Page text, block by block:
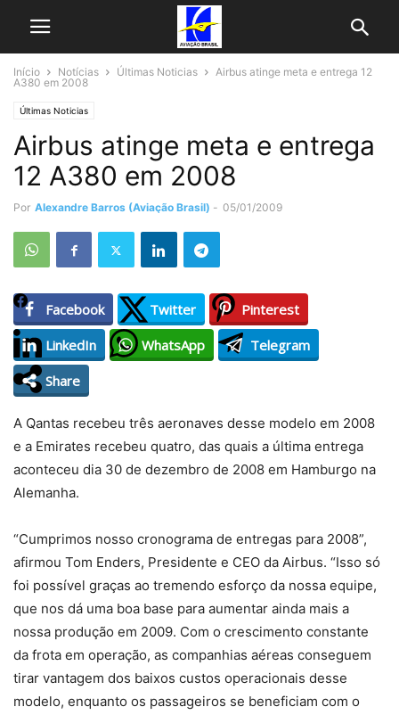
Início Notícias Últimas Noticias
Airbus atinge meta e entrega 12
A380 em 2008
Últimas Noticias
Airbus atinge meta e entrega
12 A380 em 2008
Por Alexandre Barros (Aviação Brasil) - 05/01/2009
Facebook Twitter
Pinterest
LinkedIn
WhatsApp
Telegram
Share
A Qantas recebeu três aeronaves desse modelo em 2008
e a Emirates recebeu quatro, das quais a última entrega
aconteceu dia 30 de dezembro de 2008 em Hamburgo na
Alemanha.
“Cumprimos nosso cronograma de entregas para 2008”,
afirmou Tom Enders, Presidente e CEO da Airbus. “Isso só
foi possível graças ao tremendo esforço da nossa equipe,
que nos dá uma boa base para aumentar ainda mais a
nossa produção em 2009. Com o crescimento constante
da frota em operação, as companhias aéreas conseguem
tirar vantagem dos baixos custos operacionais desse
modelo, enquanto os passageiros se beneficiam com o